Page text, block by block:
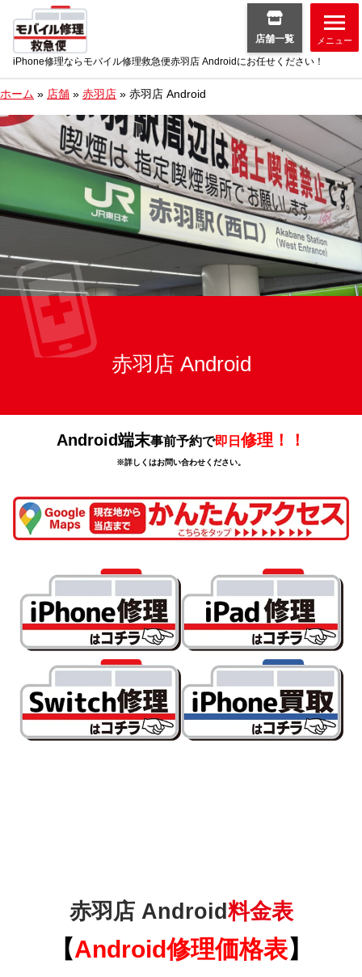
iPhone修理ならモバイル修理救急便赤羽店 Androidにお任せください！
店舗一覧 メニュー
ホーム » 店舗 » 赤羽店 » 赤羽店 Android
赤羽店 Android
Android端末事前予約で即日修理！！
※詳しくはお問い合わせください。
赤羽店 Android 料金表
【Android修理価格表】